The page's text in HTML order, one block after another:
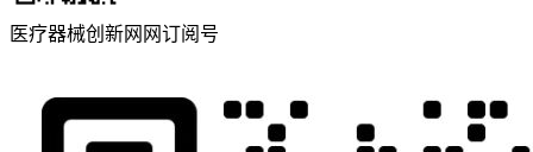
医疗器械创新网网订阅号